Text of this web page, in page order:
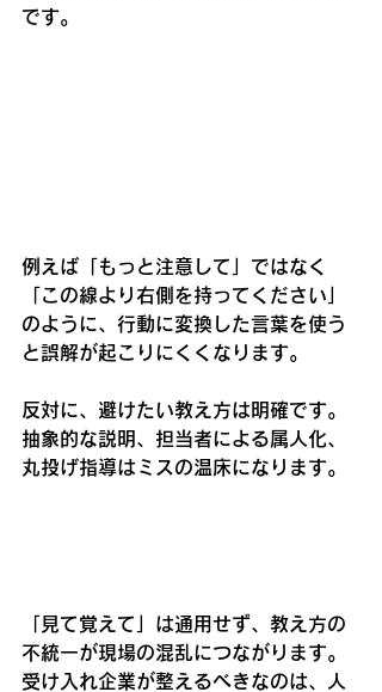
です。
例えば「もっと注意して」ではなく
「この線より右側を持ってください」
のように、行動に変換した言葉を使う
と誤解が起こりにくくなります。
反対に、避けたい教え方は明確です。
抽象的な説明、担当者による属人化、
丸投げ指導はミスの温床になります。
「見て覚えて」は通用せず、教え方の
不統一が現場の混乱につながります。
受け入れ企業が整えるべきなのは、人